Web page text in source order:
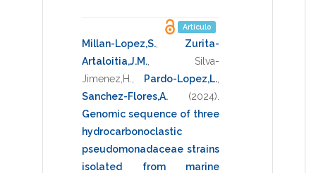
Artículo
Millan-Lopez,S.
Zurita-
Artaloitia,J.M.
Silva-
Jimenez,H.
Pardo-Lopez,L.
Sanchez-Flores,A.
(2024)
Genomic sequence of three
hydrocarbonoclastic
pseudomonadaceae strains
isolated from marine